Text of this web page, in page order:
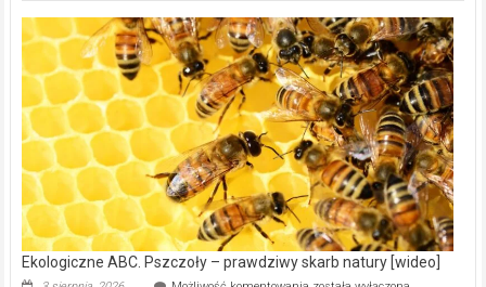
Wręczyca
Wielka
z
dofinansowaniem
ponad
15,6
mln
na
modernizację
oczyszczalni
ścieków
[wideo]
Ekologiczne ABC. Pszczoły – prawdziwy skarb natury [wideo]